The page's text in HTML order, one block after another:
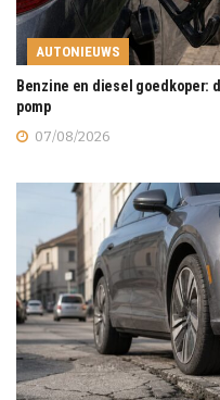
AUTONIEUWS
Benzine en diesel goedkoper:
pomp
07/08/2026